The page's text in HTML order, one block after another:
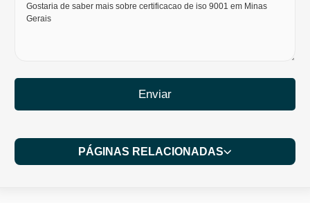
Enviar
PÁGINAS RELACIONADAS